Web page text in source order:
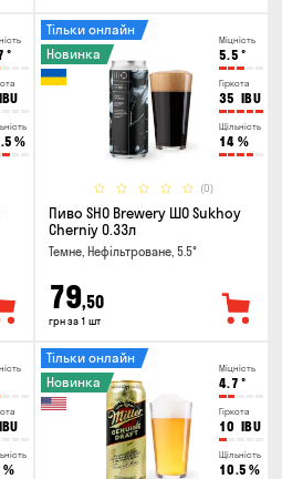
°
IBU
%
Міцність
5.5 °
Гіркота
35 IBU
Щільність
14 %
(0)
Тільки онлайн
Новинка
Пиво SHO Brewery ШО Sukhoy
Cherniy 0.33л
Темне, Нефільтроване, 5.5°
79,50
грн за 1 шт
IBU
%
Міцність
4.7 °
Гіркота
10 IBU
Щільність
10.5 %
Тільки онлайн
Новинка